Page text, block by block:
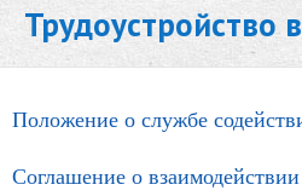
Трудоустройство
Положение о службе
Соглашение о